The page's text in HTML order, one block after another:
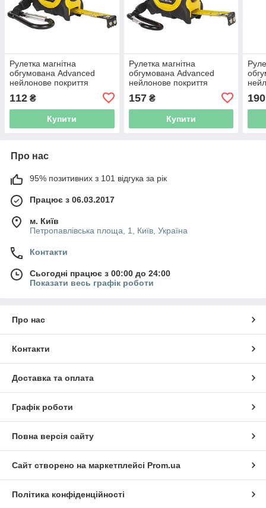
Рулетка магнітна
обгумована Advanced
нейлонове покриття
(3823131)
112 ₴
Купити
Рулетка магнітна
обгумована Advanced
нейлонове покриття
(3823151)
157₴
Купити
190
Про нас
95% позитивних з 101 відгука за рік
Працює з 06.03.2017
м. Київ
Петропавлівська площа, 1, Київ, Україна
Контакти
Сьогодні працює з 00:00 до 24:00
Показати весь графік роботи
Про нас
Контакти
Доставка та оплата
Графік роботи
Повна версія сайту
Сайт створено на маркетплейсі Prom.ua
Політика конфіденційності